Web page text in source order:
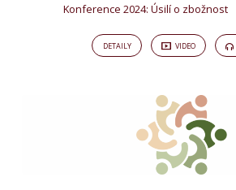
Konference 2024: Úsilí o zbožnost
DETAILY VIDEO